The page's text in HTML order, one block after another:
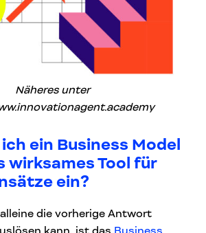
Näheres unter
ein Business Model
wirksames Tool für
ein?
die vorherige Antwort